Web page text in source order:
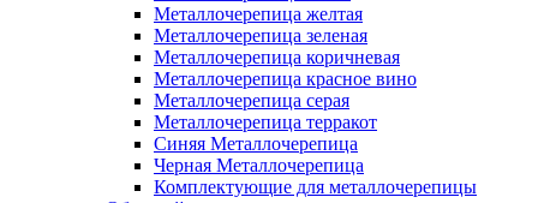
Металлочерепица желтая
Металлочерепица зеленая
Металлочерепица коричневая
Металлочерепица красное вино
Металлочерепица серая
Металлочерепица терракот
Синяя Металлочерепица
Черная Металлочерепица
Комплектующие для металлочерепицы